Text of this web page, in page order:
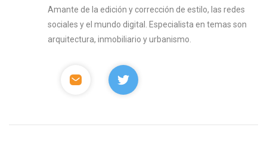
Amante de la edición y corrección de estilo, las redes
sociales y el mundo digital. Especialista en temas son
arquitectura, inmobiliario y urbanismo.